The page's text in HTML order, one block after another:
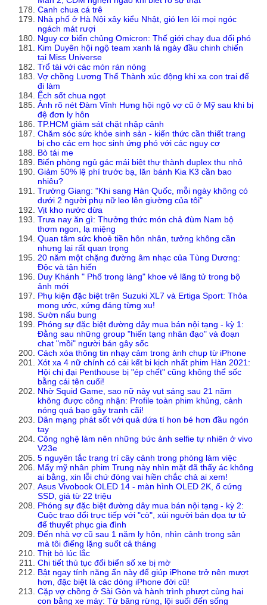
Canh chua cá trê
Nhà phố ở Hà Nội xây kiểu Nhật, gió len lỏi mọi ngóc
ngách mát rượi
Nguy cơ biến chủng Omicron: Thế giới chạy đua đối phó
Kim Duyên hội ngộ team xanh lá ngày đầu chinh chiến
tại Miss Universe
Trổ tài với các món rán nóng
Vợ chồng Lương Thế Thành xúc động khi xa con trai để
đi làm
Ếch sốt chua ngọt
Ảnh rõ nét Đàm Vĩnh Hưng hội ngộ vợ cũ ở Mỹ sau khi bị
đệ đơn ly hôn
TP.HCM giám sát chặt nhập cảnh
Chăm sóc sức khỏe sinh sản - kiến thức cần thiết trang
bị cho các em học sinh ứng phó với các nguy cơ
Bò tái me
Biến phòng ngủ gác mái biệt thự thành duplex thu nhỏ
Giảm 50% lệ phí trước bạ, lăn bánh Kia K3 cần bao
nhiêu?
Trường Giang: "Khi sang Hàn Quốc, mỗi ngày không có
dưới 2 người phụ nữ leo lên giường của tôi"
Vịt kho nước dừa
Trưa nay ăn gì: Thưởng thức món chả đùm Nam bộ
thơm ngon, lạ miệng
Quan tâm sức khoẻ tiền hôn nhân, tưởng không cần
nhưng lại rất quan trọng
20 năm một chặng đường âm nhạc của Tùng Dương:
Độc và tận hiến
Duy Khánh " Phố trong làng" khoe vẻ lãng tử trong bộ
ảnh mới
Phụ kiện đặc biệt trên Suzuki XL7 và Ertiga Sport: Thỏa
mong ước, xứng đáng từng xu!
Sườn nấu bung
Phóng sự đặc biệt đường dây mua bán nội tạng - kỳ 1:
Đằng sau những group "hiến tạng nhân đạo" và đoạn
chat "mồi" người bán gây sốc
Cách xóa thông tin nhạy cảm trong ảnh chụp từ iPhone
Xót xa 4 nữ chính có cái kết bi kịch nhất phim Hàn 2021:
Hội chị đại Penthouse bị "ép chết" cũng không thể sốc
bằng cái tên cuối!
Nhờ Squid Game, sao nữ này vụt sáng sau 21 năm
không được công nhận: Profile toàn phim khủng, cảnh
nóng quá bạo gây tranh cãi!
Dân mạng phát sốt với quả dứa tí hon bé hơn đầu ngón
tay
Công nghệ làm nên những bức ảnh selfie tự nhiên ở vivo
V23e
5 nguyên tắc trang trí cây cảnh trong phòng làm việc
Mấy mỹ nhân phim Trung này nhìn mặt đã thấy ác không
ai bằng, xin lỗi chứ đóng vai hiền chắc chả ai xem!
Asus Vivobook OLED 14 - màn hình OLED 2K, ổ cứng
SSD, giá từ 22 triệu
Phóng sự đặc biệt đường dây mua bán nội tạng - kỳ 2:
Cuộc trao đổi trực tiếp với "cò", xúi người bán dọa tự tử
để thuyết phục gia đình
Đến nhà vợ cũ sau 1 năm ly hôn, nhìn cảnh trong sân
mà tôi điếng lặng suốt cả tháng
Thịt bò lúc lắc
Chi tiết thủ tục đổi biển số xe bị mờ
Bật ngay tính năng ẩn này để giúp iPhone trở nên mượt
hơn, đặc biệt là các dòng iPhone đời cũ!
Cặp vợ chồng ở Sài Gòn và hành trình phượt cùng hai
con bằng xe máy: Từ băng rừng, lội suối đến sống